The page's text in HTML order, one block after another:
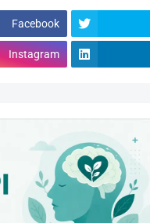
Facebook
Instagram